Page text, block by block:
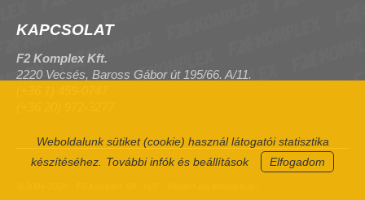
Weboldalunk sütiket (cookie) használ látogatói statisztika
készítéséhez.
További infók és beállítások Elfogadom
KAPCSOLAT
F2 Komplex Kft.
2220 Vecsés, Baross Gábor út 195/66. A/11.